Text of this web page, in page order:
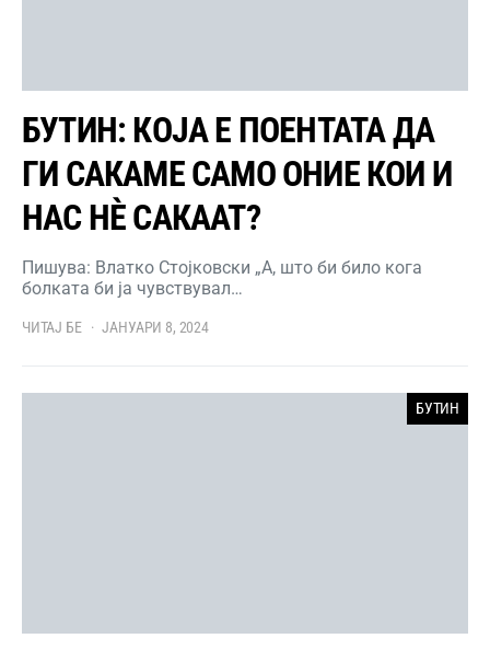
БУТИН: КОЈА Е ПОЕНТАТА ДА
ГИ САКАМЕ САМО ОНИЕ КОИ И
НАС НЀ САКААТ?
Пишува: Влатко Стојковски „А, што би било кога
болката би ја чувствувал…
ЧИТАЈ БЕ ЈАНУАРИ 8, 2024
БУТИН